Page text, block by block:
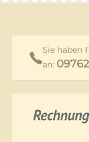
Sie haben
an: